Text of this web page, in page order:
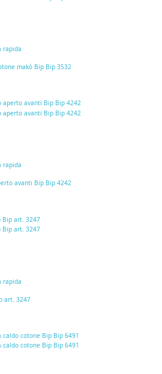
rapida
makò Bip Bip 3532
rapida
avanti Bip Bip 4242
rapida
art. 3247